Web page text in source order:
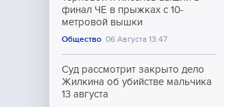
финал ЧЕ в прыжках с 10-
метровой вышки
Общество 06 Августа 13:47
Суд рассмотрит закрыто дело
Жилкина об убийстве мальчика
13 августа